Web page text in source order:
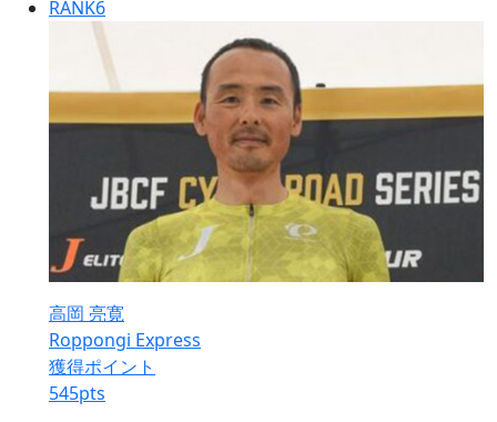
RANK6
高岡 亮寛
Roppongi Express
獲得ポイント
545pts